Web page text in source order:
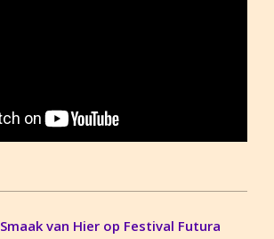
Smaak van Hier op Festival Futura